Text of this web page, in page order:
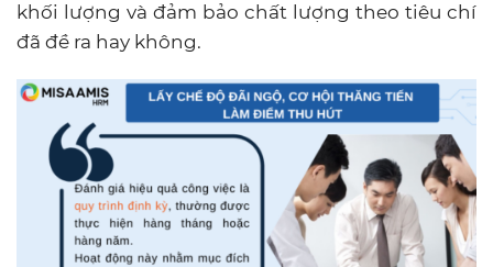
khối lượng và đảm bảo chất lượng theo tiêu chí
đã đề ra hay không.